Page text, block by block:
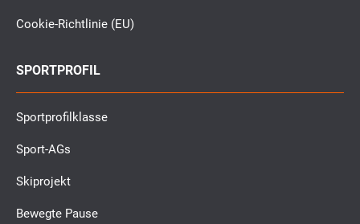
Cookie-Richtlinie (EU)
SPORTPROFIL
Sportprofilklasse
Sport-AGs
Skiprojekt
Bewegte Pause